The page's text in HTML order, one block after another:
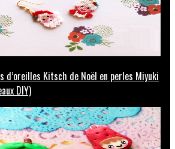
d’oreilles Kitsch de Noël en perles Miyuki
DIY)